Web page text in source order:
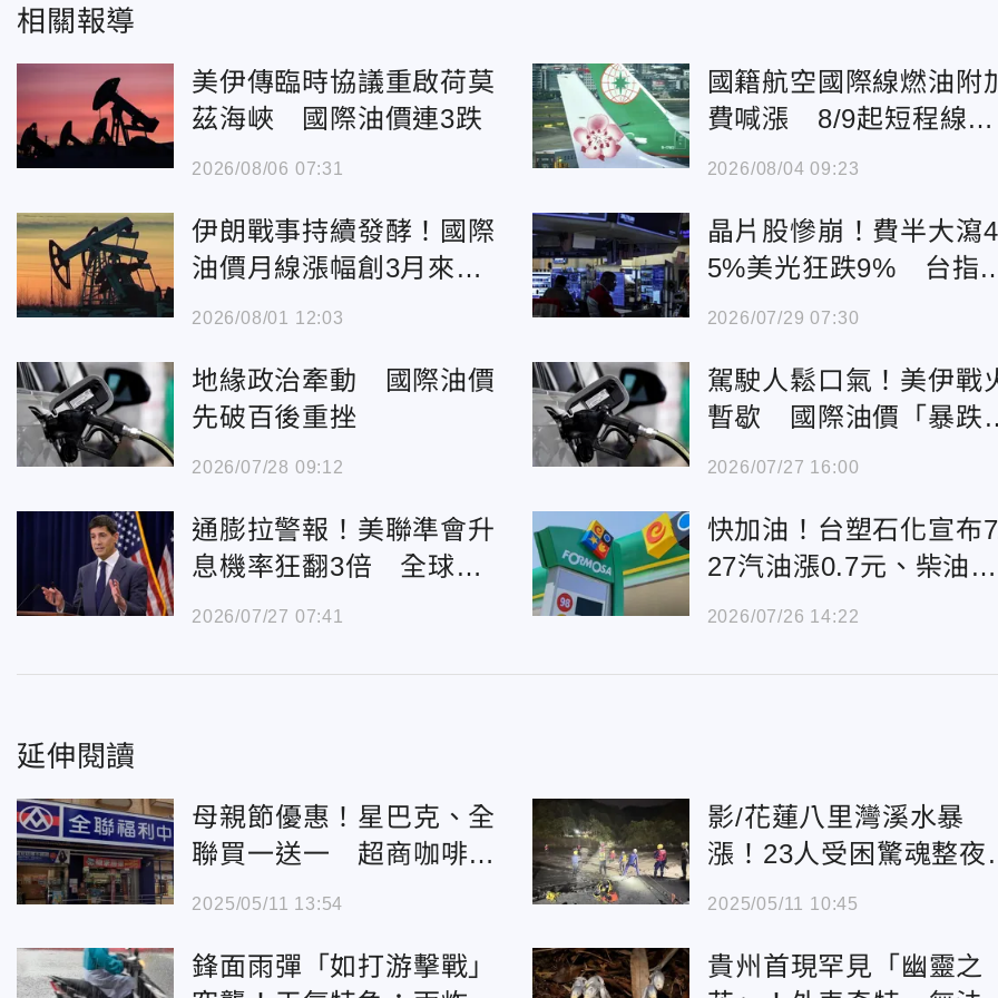
相關報導
美伊傳臨時協議重啟荷莫
茲海峽 國際油價連3跌
2026/08/06 07:31
國籍航空國際線燃油附
費喊漲 8/9起短程線調
漲至969元
2026/08/04 09:23
伊朗戰事持續發酵！國際
油價月線漲幅創3月來最
大
2026/08/01 12:03
晶片股慘崩！費半大瀉
5%美光狂跌9% 台指
夜盤震盪收紅316點
2026/07/29 07:30
地緣政治牽動 國際油價
先破百後重挫
2026/07/28 09:12
駕駛人鬆口氣！美伊戰
暫歇 國際油價「暴跌
6%」一週新低
2026/07/27 16:00
通膨拉警報！美聯準會升
息機率狂翻3倍 全球迎
「最難預測」超級央行周
2026/07/27 07:41
快加油！台塑石化宣布
27汽油漲0.7元、柴油漲
0.5元
2026/07/26 14:22
延伸閱讀
母親節優惠！星巴克、全
聯買一送一 超商咖啡寄
杯買10送10
2025/05/11 13:54
影/花蓮八里灣溪水暴
漲！23人受困驚魂整
救援畫面曝
2025/05/11 10:45
鋒面雨彈「如打游擊戰」
貴州首現罕見「幽靈之